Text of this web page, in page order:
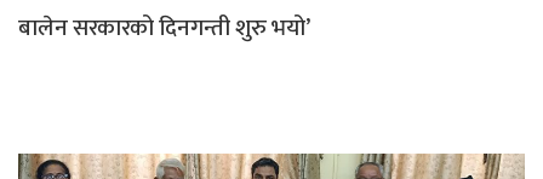
बालेन सरकारको दिनगन्ती शुरु भयो’